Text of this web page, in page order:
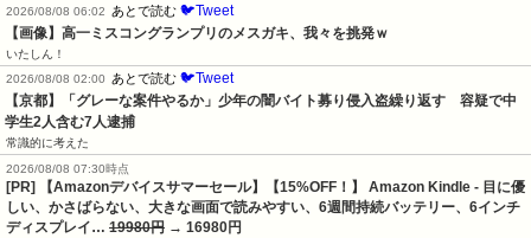
2026/08/08 06:02
あとで読む 🐦Tweet
【画像】高一ミスコングランプリのメスガキ、我々を挑発ｗ
いたしん！
2026/08/08 02:00
あとで読む 🐦Tweet
【京都】「グレーな案件やるか」少年の闇バイト募り侵入盗繰り返す　容疑で中
学生2人含む7人逮捕
常識的に考えた
2026/08/08 07:30時点
[PR] 【Amazonデバイスサマーセール】【15%OFF！】 Amazon Kindle - 目に優
しい、かさばらない、大きな画面で読みやすい、6週間持続バッテリー、6インチ
ディスプレイ… 19980円 → 16980円